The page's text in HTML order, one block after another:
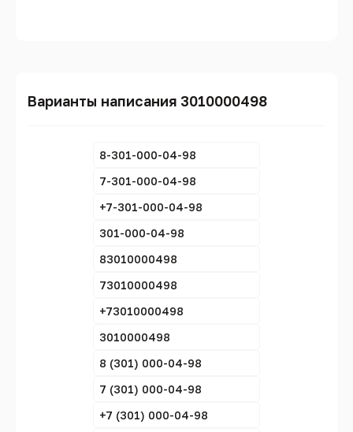
Варианты написания 3010000498
8-301-000-04-98
7-301-000-04-98
+7-301-000-04-98
301-000-04-98
83010000498
73010000498
+73010000498
3010000498
8 (301) 000-04-98
7 (301) 000-04-98
+7 (301) 000-04-98